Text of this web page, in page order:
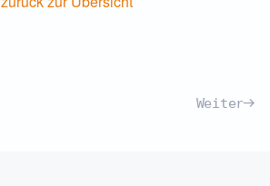
Weiter